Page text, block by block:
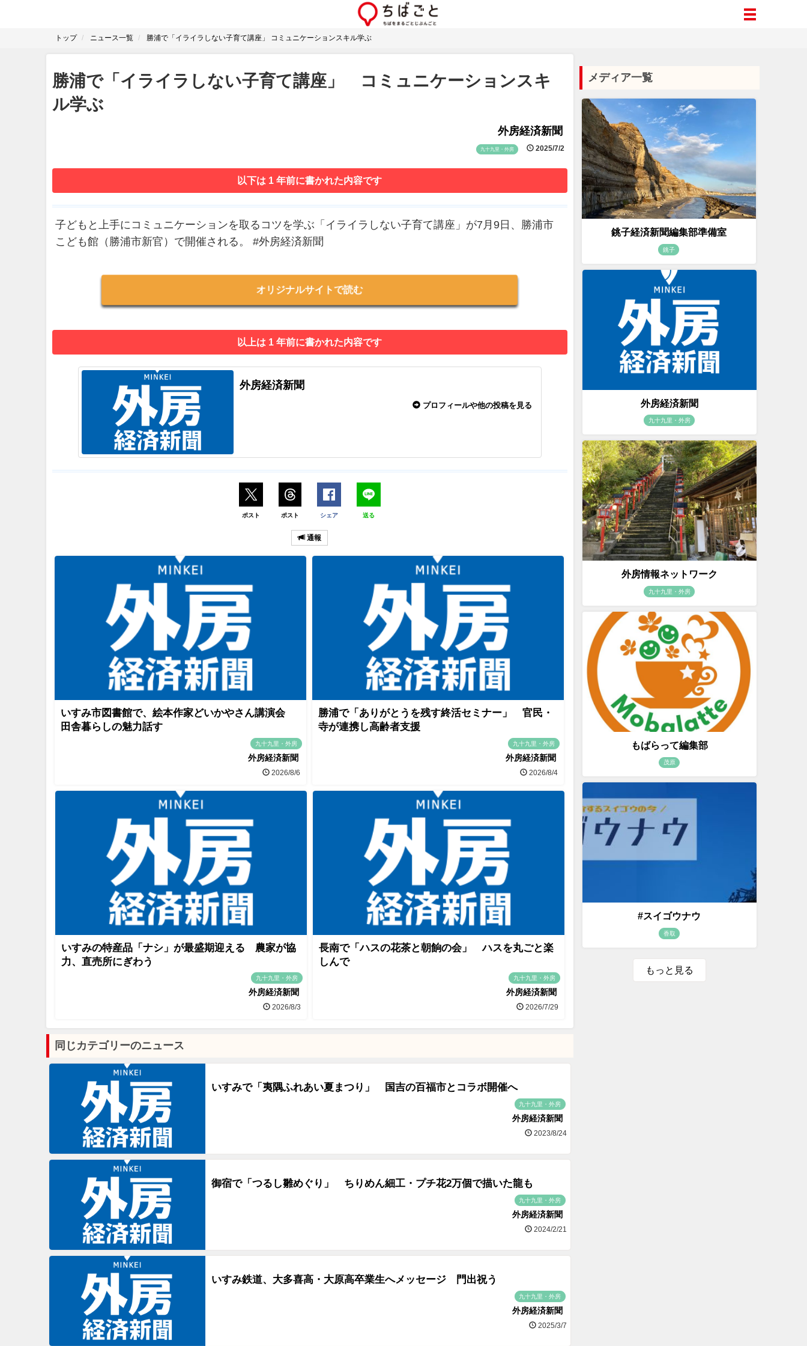
トップ ニュース一覧 勝浦で「イライラしない子育て講座」 コミュニケーションスキル学ぶ
勝浦で「イライラしない子育て講座」 コミュニケーションスキ
ル学ぶ
外房経済新聞
九十九里・外房 2025/7/2
以下は 1 年前に書かれた内容です
子どもと上手にコミュニケーションを取るコツを学ぶ「イライラしない子育て講座」が7月9日、勝浦市
こども館（勝浦市新官）で開催される。 #外房経済新聞
オリジナルサイトで読む
以上は 1 年前に書かれた内容です
外房経済新聞
プロフィールや他の投稿を見る
ポスト ポスト シェア 送る
通報
いすみ市図書館で、絵本作家どいかやさん講演会
田舎暮らしの魅力話す
九十九里・外房
外房経済新聞
2026/8/6
勝浦で「ありがとうを残す終活セミナー」 官民・
寺が連携し高齢者支援
九十九里・外房
外房経済新聞
2026/8/4
いすみの特産品「ナシ」が最盛期迎える 農家が協
力、直売所にぎわう
九十九里・外房
外房経済新聞
2026/8/3
長南で「ハスの花茶と朝餉の会」 ハスを丸ごと楽
しんで
九十九里・外房
外房経済新聞
2026/7/29
同じカテゴリーのニュース
いすみで「夷隅ふれあい夏まつり」 国吉の百福市とコラボ開催へ
九十九里・外房
外房経済新聞
2023/8/24
御宿で「つるし雛めぐり」 ちりめん細工・プチ花2万個で描いた龍も
九十九里・外房
外房経済新聞
2024/2/21
いすみ鉄道、大多喜高・大原高卒業生へメッセージ 門出祝う
九十九里・外房
外房経済新聞
2025/3/7
メディア一覧
銚子経済新聞編集部準備室
銚子
外房経済新聞
九十九里・外房
外房情報ネットワーク
九十九里・外房
もばらって編集部
茂原
#スイゴウナウ
香取
もっと見る